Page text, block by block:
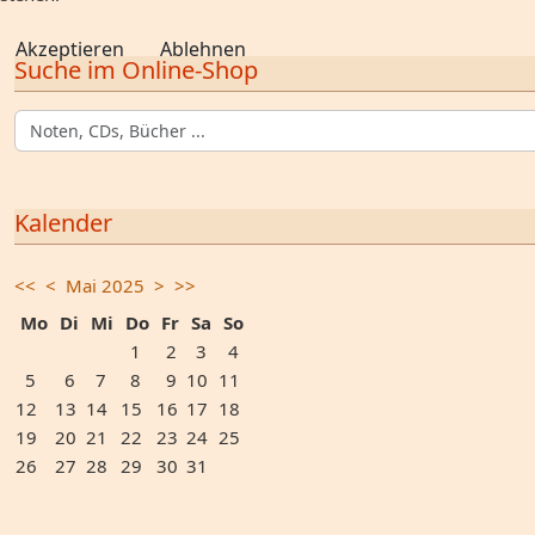
Suche im Online-Shop
Kalender
<< < Mai 2025 > >>
Mo Di Mi Do Fr Sa So
1
2 3
4
5
6 7 8 9 10 11
12
13 14 15 16 17 18
19
20 21 22 23 24 25
26
27 28 29 30 31
Akzeptieren Ablehnen